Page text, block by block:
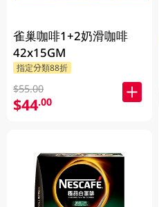
雀巢咖啡1+2奶滑咖啡
42x15GM
指定分類88折
$55.00
$44.00